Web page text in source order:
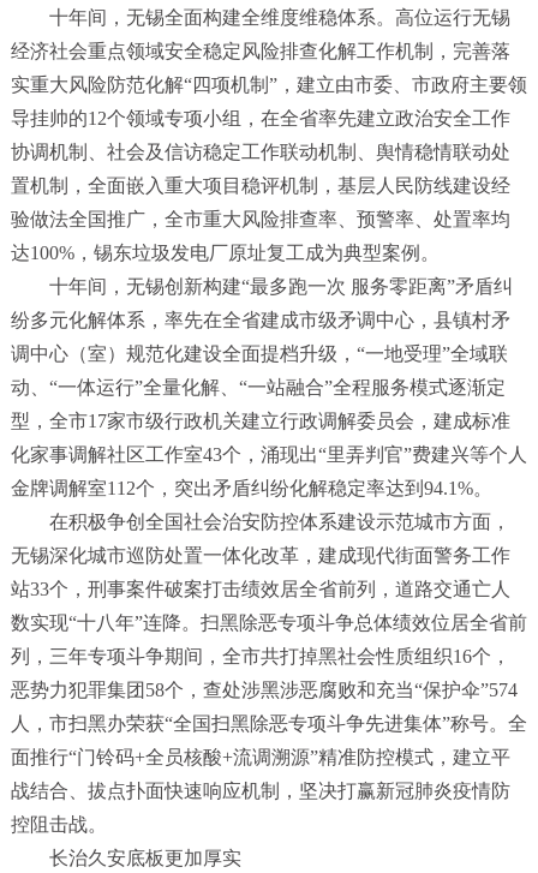
十年间，无锡全面构建全维度维稳体系。高位运行无锡
经济社会重点领域安全稳定风险排查化解工作机制，完善落
实重大风险防范化解“四项机制 ”，建立由市委、市政府主要领
导挂帅的12个领域专项小组，在全省率先建立政治安全工作
协调机制、社会及信访稳定工作联动机制、舆情稳情联动处
置机制，全面嵌入重大项目稳评机制，基层人民防线建设经
验做法全国推广，全市重大风险排查率、预警率、处置率均
达100%，锡东垃圾发电厂原址复工成为典型案例。
十年间，无锡创新构建“最多跑一次 服务零距离”矛盾纠
纷多元化解体系，率先在全省建成市级矛调中心，县镇村矛
调中心（室）规范化建设全面提档升级， “一地受理”全域联
动、 “一体运行”全量化解、 “一站融合”全程服务模式逐渐定
型，全市17家市级行政机关建立行政调解委员会，建成标准
化家事调解社区工作室43个，涌现出“里弄判官”费建兴等个人
金牌调解室112个，突出矛盾纠纷化解稳定率达到 94.1%。
在积极争创全国社会治安防控体系建设示范城市方面，
无锡深化城市巡防处置一体化改革，建成现代街面警务工作
站33个，刑事案件破案打击绩效居全省前列，道路交通亡人
数实现“十八年”连降。扫黑除恶专项斗争总体绩效位居全省前
列，三年专项斗争期间，全市共打掉黑社会性质组织16个，
恶势力犯罪集团 58个，查处涉黑涉恶腐败和充当“保护伞”574
人，市扫黑办荣获“全国扫黑除恶专项斗争先进集体”称号。全
面推行“门铃码+全员核酸+流调溯源”精准防控模式，建立平
战结合、拔点扑面快速响应机制，坚决打赢新冠肺炎疫情防
控阻击战。
长治久安底板更加厚实